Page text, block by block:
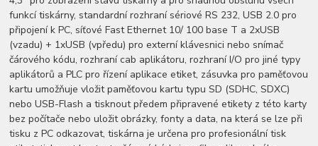
funkcí tiskárny, standardní rozhraní sériové RS 232, USB 2.0 pro
připojení k PC, síťové Fast Ethernet 10/ 100 base T a 2xUSB
(vzadu) + 1xUSB (vpředu) pro externí klávesnici nebo snímač
čárového kódu, rozhraní cab aplikátoru, rozhraní I/O pro jiné typy
aplikátorů a PLC pro řízení aplikace etiket, zásuvka pro paměťovou
kartu umožňuje vložit paměťovou kartu typu SD (SDHC, SDXC)
nebo USB-Flash a tisknout předem připravené etikety z této karty
bez počítače nebo uložit obrázky, fonty a data, na která se lze při
tisku z PC odkazovat, tiskárna je určena pro profesionální tisk